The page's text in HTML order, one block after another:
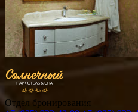
Отдел бронирования